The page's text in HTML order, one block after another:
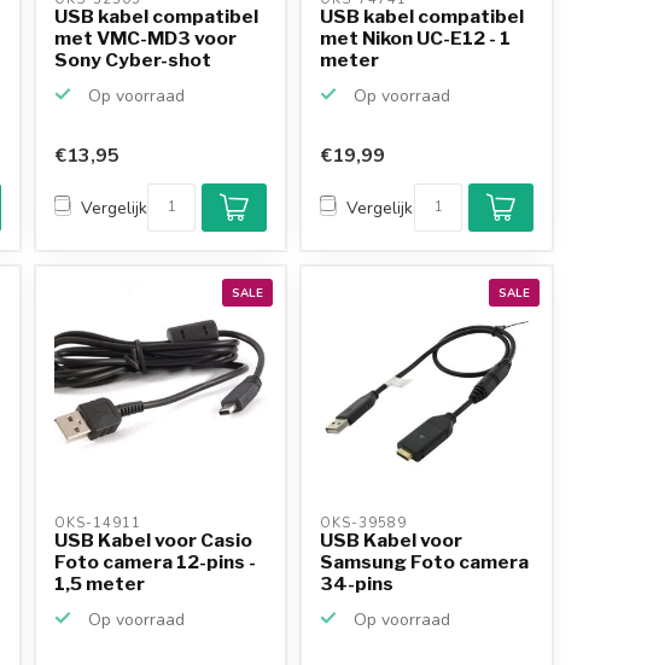
USB kabel compatibel
met VMC-MD3 voor
Sony Cyber-shot
Op voorraad
€13,95
Vergelijk
USB kabel compatibel
met Nikon UC-E12 - 1
meter
Op voorraad
€19,99
Vergelijk
SALE
OKS-14911
USB Kabel voor Casio
Foto camera 12-pins -
1,5 meter
Op voorraad
SALE
OKS-39589
USB Kabel voor
Samsung Foto camera
34-pins
Op voorraad